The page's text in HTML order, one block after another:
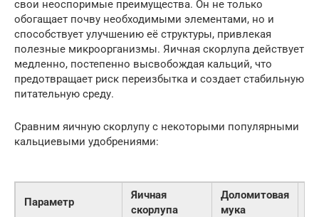
свои неоспоримые преимущества. Он не только
обогащает почву необходимыми элементами, но и
способствует улучшению её структуры, привлекая
полезные микроорганизмы. Яичная скорлупа действует
медленно, постепенно высвобождая кальций, что
предотвращает риск переизбытка и создает стабильную
питательную среду.
Сравним яичную скорлупу с некоторыми популярными
кальциевыми удобрениями:
Параметр
Яичная
скорлупа
Доломитовая
мука